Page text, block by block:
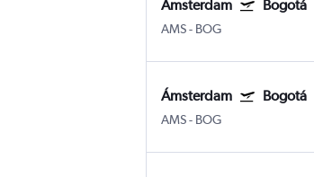
Ámsterdam Bogotá
AMS- BOG
Ámsterdam Bogotá
AMS- BOG